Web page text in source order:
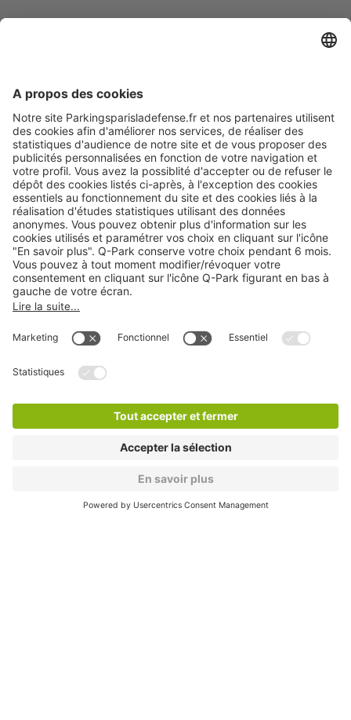
Modes de paiement en ligne
Informations pratiques
Nos services
Nous contacter